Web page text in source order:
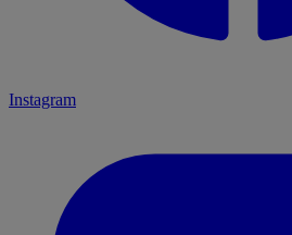
Instagram